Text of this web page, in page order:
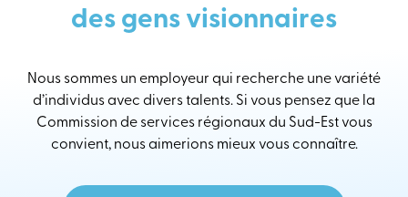
des gens visionnaires
Nous sommes un employeur qui recherche une variété
d’individus avec divers talents. Si vous pensez que la
Commission de services régionaux du Sud-Est vous
convient, nous aimerions mieux vous connaître.